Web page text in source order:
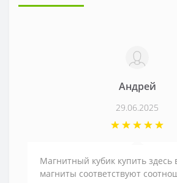
Андрей
29.06.2025
Магнитный кубик купить здесь
магниты соответствуют